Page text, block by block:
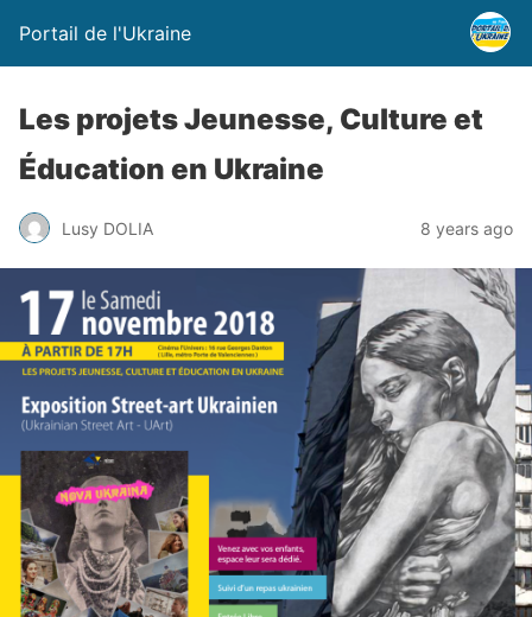
Portail de l'Ukraine
Les projets Jeunesse, Culture et
Éducation en Ukraine
Lusy DOLIA 8 years ago